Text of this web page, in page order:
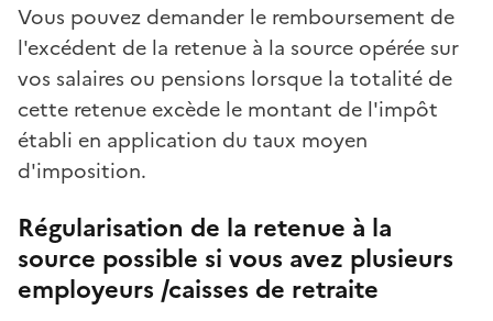
Vous pouvez demander le remboursement de
l'excédent de la retenue à la source opérée sur
vos salaires ou pensions lorsque la totalité de
cette retenue excède le montant de l'impôt
établi en application du taux moyen
d'imposition.
Régularisation de la retenue à la
source possible si vous avez plusieurs
employeurs /caisses de retraite